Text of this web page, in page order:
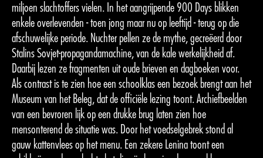
miljoen slachtoffers vielen. In het aangrijpende 900 Days blikken
enkele overlevenden - toen jong maar nu op leeftijd - terug op die
afschuwelijke periode. Nuchter pellen ze de mythe, gecreëerd door
Stalins Sovjet-propagandamachine, van de kale werkelijkheid af.
Daarbij lezen ze fragmenten uit oude brieven en dagboeken voor.
Als contrast is te zien hoe een schoolklas een bezoek brengt aan het
Museum van het Beleg, dat de officiële lezing toont. Archiefbeelden
van een bevroren lijk op een drukke brug laten zien hoe
mensonterend de situatie was. Door het voedselgebrek stond al
gauw kattenvlees op het menu. Een zekere Lenina toont een